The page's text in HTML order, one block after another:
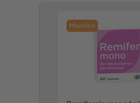
Pflanzlich